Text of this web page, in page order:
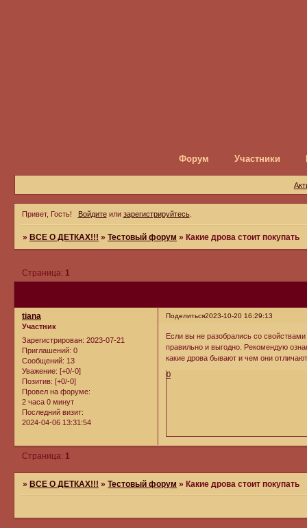
Форум Участники
Привет, Гость! Войдитеили зарегистрируйтесь.
» ВСЕ О ДЕТКАХ!!! »Тестовый форум » Какие дрова стоит покупать
Страница: 1
Поделиться2023-10-20 16:29:13
tiana
Участник
Зарегистрирован: 2023-07-21
Приглашений: 0
Сообщений: 13
Уважение: [+0/-0]
Позитив: [+0/-0]
Провел на форуме:
2 часа 0 минут
Последний визит:
2024-04-06 13:31:54
Если вы не разобрались со
правильно и выгодно. Рекомендую
какие дрова бывают и чем они
0
Страница: 1
» ВСЕ О ДЕТКАХ!!! »Тестовый форум » Какие дрова стоит покупать